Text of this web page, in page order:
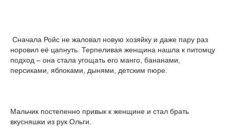
Сначала Ройс не жаловал новую хозяйку и даже пару раз
норовил её цапнуть. Терпеливая женщина нашла к питомцу
подход – она стала угощать его манго, бананами,
персиками, яблоками, дынями, детским пюре.
Мальчик постепенно привык к женщине и стал брать
вкусняшки из рук Ольги.